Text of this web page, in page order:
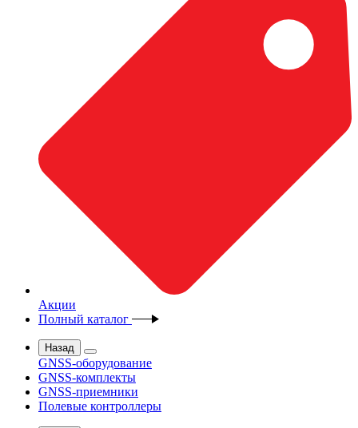
Акции
Полный каталог
Назад
GNSS-оборудование
GNSS-комплекты
GNSS-приемники
Полевые контроллеры